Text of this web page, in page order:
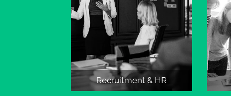
Recruitment & HR